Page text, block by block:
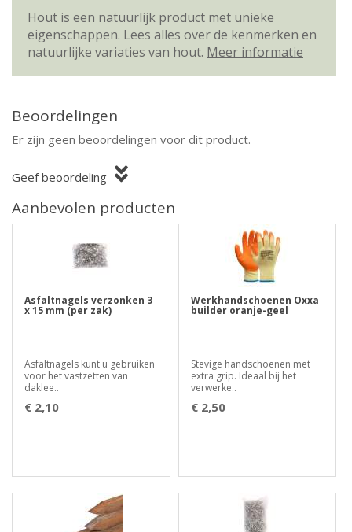
Hout is een natuurlijk product met unieke
eigenschappen. Lees alles over de kenmerken en
natuurlijke variaties van hout. Meer informatie
Beoordelingen
Er zijn geen beoordelingen voor dit product.
Geef beoordeling
Aanbevolen producten
Asfaltnagels verzonken 3
x 15 mm (per zak)
Asfaltnagels kunt u gebruiken
voor het vastzetten van
daklee..
€ 2,10
Werkhandschoenen Oxxa
builder oranje-geel
Stevige handschoenen met
extra grip. Ideaal bij het
verwerke..
€ 2,50